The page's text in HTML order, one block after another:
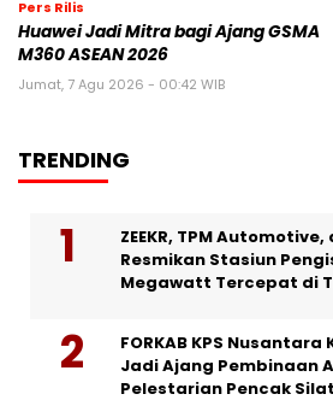
Pers Rilis
Huawei Jadi Mitra bagi Ajang GSMA
M360 ASEAN 2026
Jumat, 7 Agu 2026 - 00:42 WIB
TRENDING
ZEEKR, TPM Automotive,
Resmikan Stasiun
Megawatt Tercepat di
FORKAB KPS
Jadi Ajang Pembinaan
Pelestarian Pencak Silat